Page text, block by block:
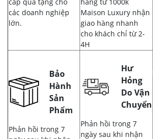
các doanh nghiệp
lớn.
Maison Luxury nhận
giao hàng nhanh
cho khách chỉ từ 2-
4H
Bảo
Hành
Sản
Phẩm
Phản hồi trong 7
Hư
Hỏng
Do Vận
Chuyển
Phản hồi trong 7
ngày sau khi nhận